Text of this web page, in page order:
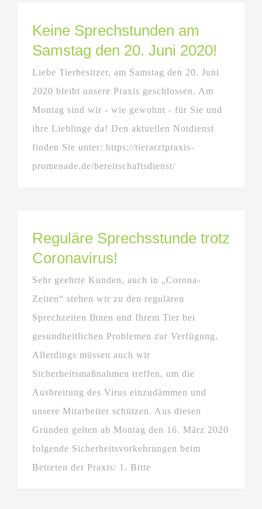
Keine Sprechstunden am
Samstag den 20. Juni 2020!
Liebe Tierbesitzer, am Samstag den 20. Juni
2020 bleibt unsere Praxis geschlossen. Am
Montag sind wir - wie gewohnt - für Sie und
ihre Lieblinge da! Den aktuellen Notdienst
finden Sie unter: https://tierarztpraxis-
promenade.de/bereitschaftsdienst/
Reguläre Sprechsstunde trotz
Coronavirus!
Sehr geehrte Kunden, auch in „Corona-
Zeiten“ stehen wir zu den regulären
Sprechzeiten Ihnen und Ihrem Tier bei
gesundheitlichen Problemen zur Verfügung.
Allerdings müssen auch wir
Sicherheitsmaßnahmen treffen, um die
Ausbreitung des Virus einzudämmen und
unsere Mitarbeiter schützen. Aus diesen
Gründen gelten ab Montag den 16. März 2020
folgende Sicherheitsvorkehrungen beim
Betreten der Praxis: 1. Bitte